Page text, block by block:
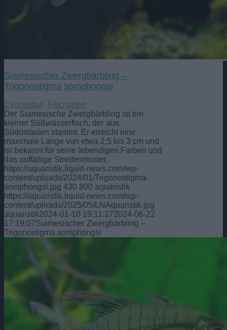
Siamesischer Zwergbärbling –
Trigonostigma somphongsi
Cyprinidae, Fischarten
Der Siamesische Zwergbärbling ist ein
kleiner Süßwasserfisch, der aus
Südostasien stammt. Er erreicht eine
maximale Länge von etwa 2,5 bis 3 cm und
ist bekannt für seine lebendigen Farben und
das auffällige Streifenmuster.
https://aquaristik.liquid-news.com/wp-
content/uploads/2024/01/Trigonostigma-
somphongsi.jpg 430 800 aquaristik
https://aquaristik.liquid-news.com/wp-
content/uploads/2025/05/LNAquaristik.jpg
aquaristik2024-01-10 19:11:172024-06-22
17:19:07Siamesischer Zwergbärbling –
Trigonostigma somphongsi